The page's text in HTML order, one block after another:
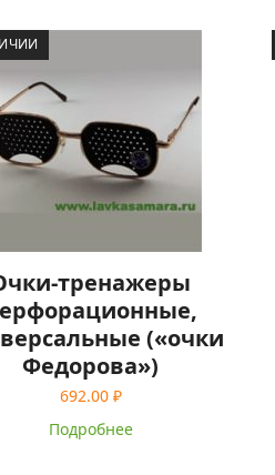
тренажеры
(«очки
Федорова»)
692.00 ₽
Подробнее